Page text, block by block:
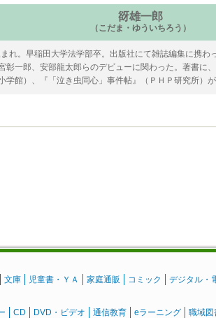
谺雄一郎
（こだま・ゆういちろう）
れ。早稲田大学法学部卒。出版社にて雑誌編集に携わ
彰一郎、安部龍太郎らのデビューに関わった。著書に
学館）、『「泣き虫同心」事件帖』（ＰＨＰ研究所）
文庫 児童書・ＹＡ 家庭通販 コミック デジタル・
CD DVD・ビデオ 通信教育 eラーニング 職域図